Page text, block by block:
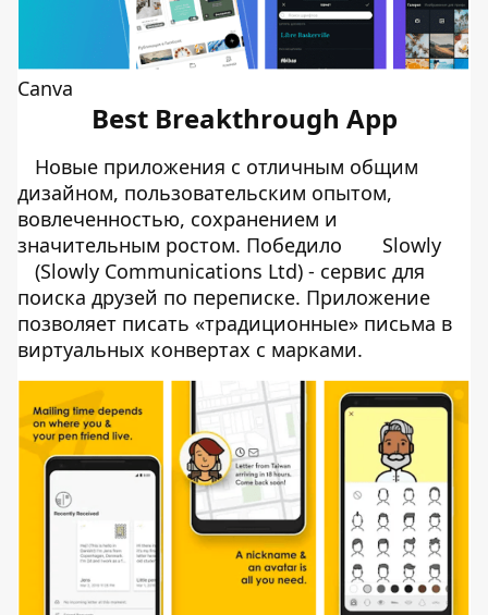
Canva
Best Breakthrough App
Новые приложения с отличным общим
дизайном, пользовательским опытом,
вовлеченностью, сохранением и
значительным ростом. Победило
Slowly
(Slowly Communications Ltd) - сервис для
поиска друзей по переписке. Приложение
позволяет писать «традиционные» письма в
виртуальных конвертах с марками.